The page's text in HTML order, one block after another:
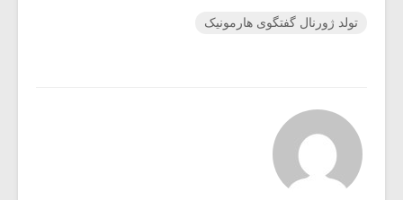
تولد ژورنال گفتگوی هارمونیک